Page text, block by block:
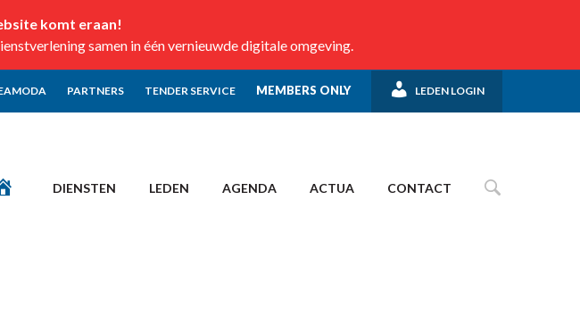
komt eraan!
samen in één vernieuwde digitale omgeving.
PARTNERS TENDER SERVICE MEMBERS ONLY LEDEN LOGIN
DIENSTEN LEDEN AGENDA ACTUA CONTACT